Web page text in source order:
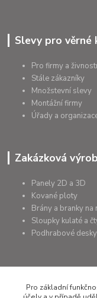
Slevy pro věrné
Pro firmy a
Stále zákazníky
Množstevní slevy
Montážní firmy
Úřady a
Zakázková
Panely 2D a 3D
Kované ploty
Brány a branky na
Sloupky kulaté a
Podhrabové desky
+420 607 075
Pro základní